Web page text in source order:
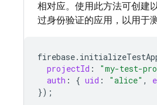
相对应。使用此方法可创建
过身份验证的应用，以用于测
firebase.
projectId : "my-test-
auth : { uid : "alice" ,
});